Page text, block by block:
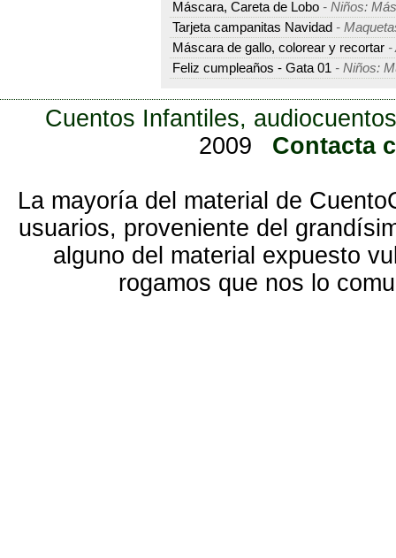
Máscara, Careta de Lobo - Niños:
Tarjeta campanitas Navidad -
Máscara de gallo, colorear y recortar -
Feliz cumpleaños - Gata 01 - Niños:
Cuentos Infantiles,
2009
Contacta
La mayoría del material de
usuarios, proveniente del
alguno del material expuesto
rogamos que nos lo